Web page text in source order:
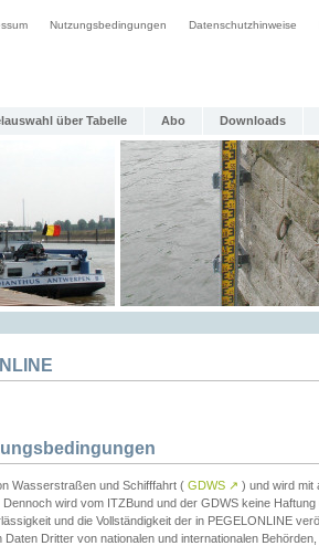
Nutzungsbedingungen Datenschutzhinweise
über Tabelle Abo Downloads
Wasserstraßen und Schifffahrt ( GDWS ↗ ) und wird mit
wird vom ITZBund und der GDWS keine
und die Vollständigkeit der in PEGELONLINE
Dritter von nationalen und internationalen